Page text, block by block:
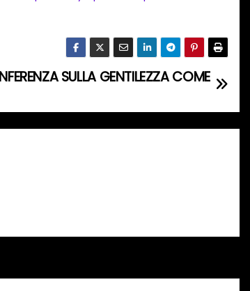
SULLA GENTILEZZA COME